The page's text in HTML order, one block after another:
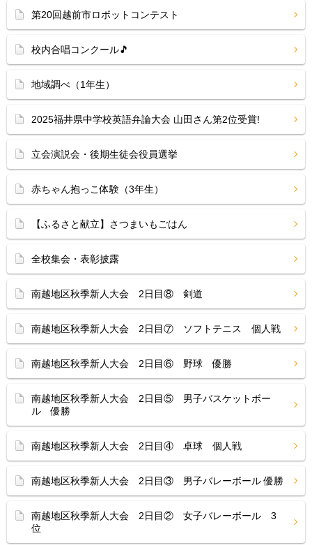
第20回越前市ロボットコンテスト
校内合唱コンクール🎵
地域調べ（1年生）
2025福井県中学校英語弁論大会 山田さん第2位受賞!
立会演説会・後期生徒会役員選挙
赤ちゃん抱っこ体験（3年生）
【ふるさと献立】さつまいもごはん
全校集会・表彰披露
南越地区秋季新人大会 2日目⑧ 剣道
南越地区秋季新人大会 2日目⑦ ソフトテニス 個人戦
南越地区秋季新人大会 2日目⑥ 野球 優勝
南越地区秋季新人大会 2日目⑤ 男子バスケットボー
ル 優勝
南越地区秋季新人大会 2日目④ 卓球 個人戦
南越地区秋季新人大会 2日目③ 男子バレーボール 優勝
南越地区秋季新人大会 2日目② 女子バレーボール 3
位